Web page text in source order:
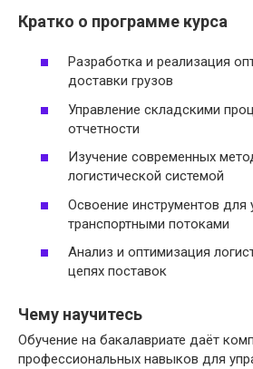
Кратко о программе курса
Разработка и реализация
доставки грузов
Управление складскими
отчетности
Изучение современных
логистической системой
Освоение инструментов для
транспортными потоками
Анализ и оптимизация
цепях поставок
Чему научитесь
Обучение на бакалавриате даёт
профессиональных навыков для